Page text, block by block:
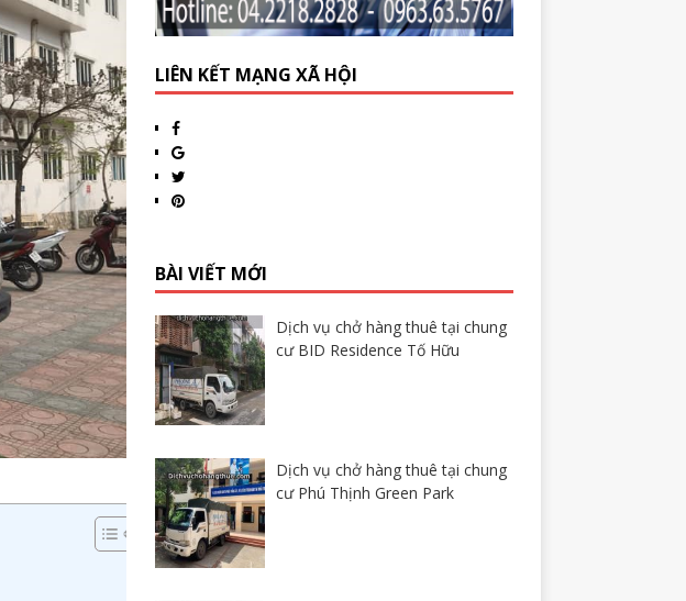
LIÊN KẾT MẠNG XÃ HỘI
BÀI VIẾT MỚI
Dịch vụ chở hàng thuê tại chung
cư BID Residence Tố Hữu
Dịch vụ chở hàng thuê tại chung
cư Phú Thịnh Green Park